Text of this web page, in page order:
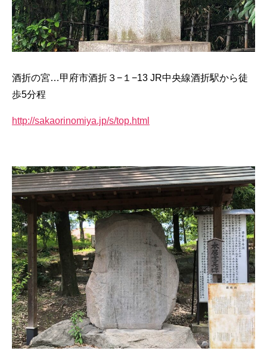
酒折の宮…甲府市酒折３−１−13 JR中央線酒折駅から徒
歩5分程
http://sakaorinomiya.jp/s/top.html